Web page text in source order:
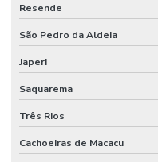
Resende
São Pedro da Aldeia
Japeri
Saquarema
Três Rios
Cachoeiras de Macacu